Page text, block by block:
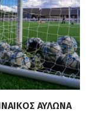
ΑΥΛΩΝΑ